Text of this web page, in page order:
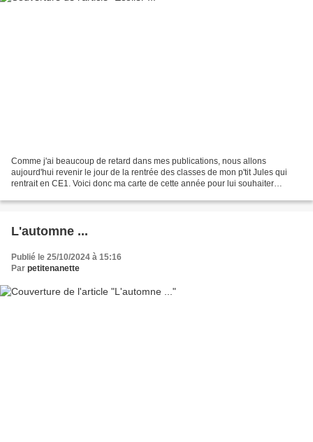
Comme j'ai beaucoup de retard dans mes publications, nous allons
aujourd'hui revenir le jour de la rentrée des classes de mon p'tit Jules qui
rentrait en CE1. Voici donc ma carte de cette année pour lui souhaiter
L'automne ...
Publié le 25/10/2024 à 15:16
Par petitenanette